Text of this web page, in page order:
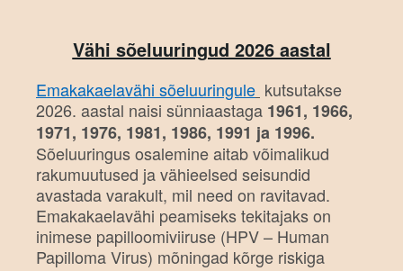
Vähi sõeluuringud 2026 aastal
Emakakaelavähi sõeluuringule kutsutakse
2026. aastal naisi sünniaastaga 1961, 1966,
1971, 1976, 1981, 1986, 1991 ja 1996.
Sõeluuringus osalemine aitab võimalikud
rakumuutused ja vähieelsed seisundid
avastada varakult, mil need on ravitavad.
Emakakaelavähi peamiseks tekitajaks on
inimese papilloomiviiruse (HPV – Human
Papilloma Virus) mõningad kõrge riskiga